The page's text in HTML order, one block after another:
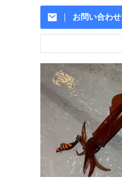
お問い合わせ